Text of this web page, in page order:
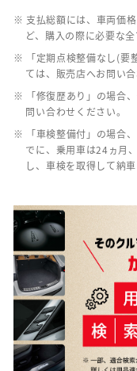
※ 支払総額には、車両価
ど、購入の際に必要な
※ 「定期点検整備なし(要
ては、販売店へお問い合
※ 「修復歴あり」の場合
問い合わせください。
※ 「車検整備付」の場合
でに、乗用車は24ヵ月
し、車検を取得して納